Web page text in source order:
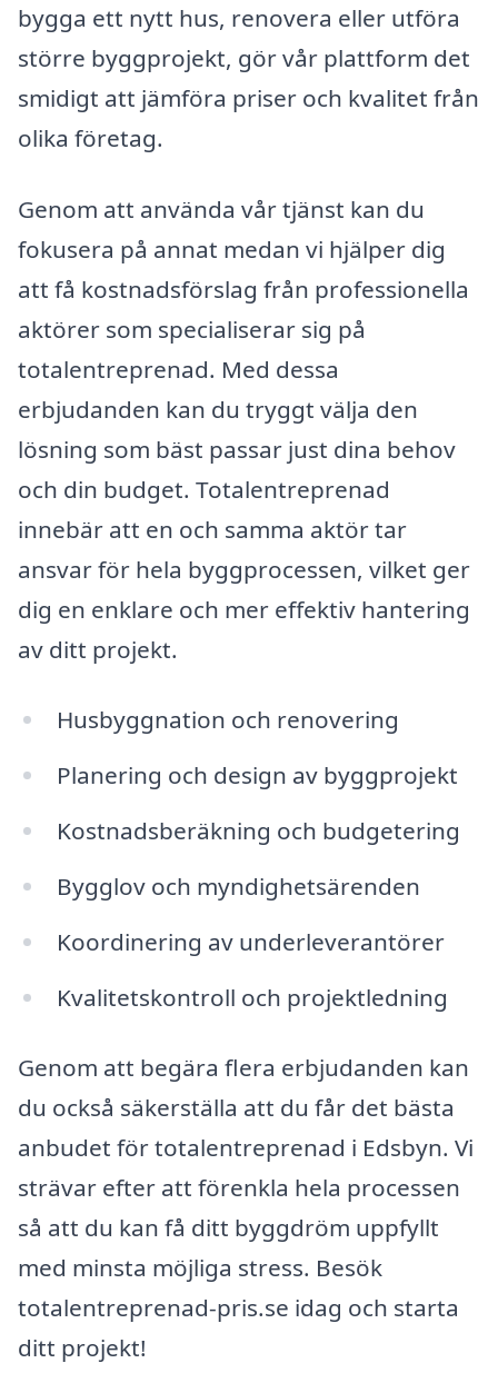
bygga ett nytt hus, renovera eller utföra
större byggprojekt, gör vår plattform det
smidigt att jämföra priser och kvalitet från
olika företag.
Genom att använda vår tjänst kan du
fokusera på annat medan vi hjälper dig
att få kostnadsförslag från professionella
aktörer som specialiserar sig på
totalentreprenad. Med dessa
erbjudanden kan du tryggt välja den
lösning som bäst passar just dina behov
och din budget. Totalentreprenad
innebär att en och samma aktör tar
ansvar för hela byggprocessen, vilket ger
dig en enklare och mer effektiv hantering
av ditt projekt.
Husbyggnation och renovering
Planering och design av byggprojekt
Kostnadsberäkning och budgetering
Bygglov och myndighetsärenden
Koordinering av underleverantörer
Kvalitetskontroll och projektledning
Genom att begära flera erbjudanden kan
du också säkerställa att du får det bästa
anbudet för totalentreprenad i Edsbyn. Vi
strävar efter att förenkla hela processen
så att du kan få ditt byggdröm uppfyllt
med minsta möjliga stress. Besök
totalentreprenad-pris.se idag och starta
ditt projekt!